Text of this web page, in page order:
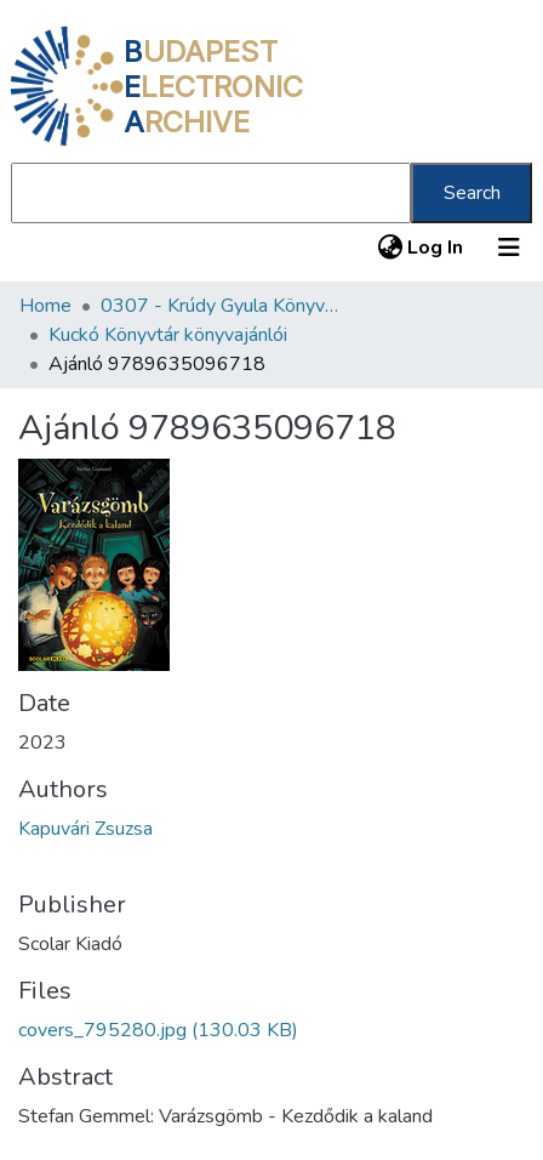
BUDAPEST
ELECTRONIC
ARCHIVE
Search
Log In (current)
Communities & Collections
All of DSpace
About us
Home
0307 - Krúdy Gyula Könyvtár
Kuckó Könyvtár könyvajánlói
Ajánló 9789635096718
Ajánló 9789635096718
Date
2023
Authors
Kapuvári Zsuzsa
Publisher
Scolar Kiadó
Files
covers_795280.jpg (130.03 KB)
Abstract
Stefan Gemmel: Varázsgömb - Kezdődik a kaland